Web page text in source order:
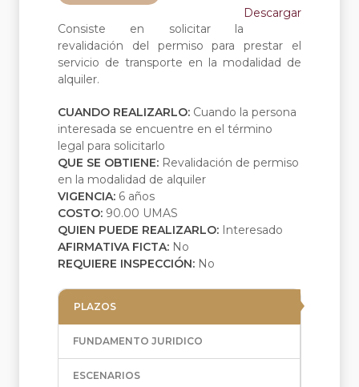
Descargar
Consiste en solicitar la
revalidación del permiso para prestar el
servicio de transporte en la modalidad de
alquiler.
CUANDO REALIZARLO: Cuando la persona
interesada se encuentre en el término
legal para solicitarlo
QUE SE OBTIENE: Revalidación de permiso
en la modalidad de alquiler
VIGENCIA: 6 años
COSTO: 90.00 UMAS
QUIEN PUEDE REALIZARLO: Interesado
AFIRMATIVA FICTA: No
REQUIERE INSPECCIÓN: No
PLAZOS
FUNDAMENTO JURIDICO
ESCENARIOS